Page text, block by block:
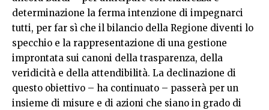
determinazione la ferma intenzione di impegnarci
tutti, per far sì che il bilancio della Regione diventi lo
specchio e la rappresentazione di una gestione
improntata sui canoni della trasparenza, della
veridicità e della attendibilità. La declinazione di
questo obiettivo – ha continuato – passerà per un
insieme di misure e di azioni che siano in grado di